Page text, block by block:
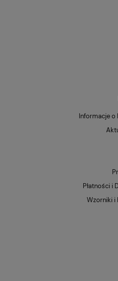
Informacje o
Płatności i
Wzorniki i